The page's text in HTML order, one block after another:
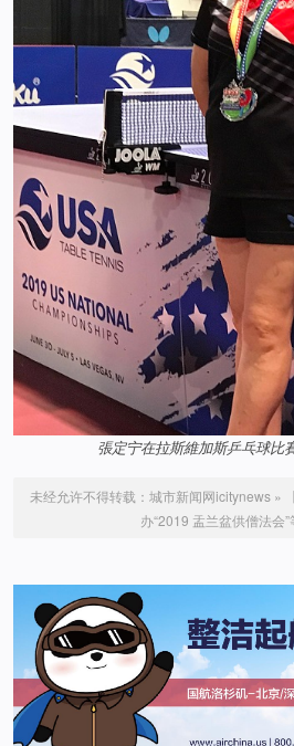
張定宁在拉斯維加斯乒乓球比
未经允许不得转载： 城市新闻网icitynews »
办“2019 盂兰盆供僧法会